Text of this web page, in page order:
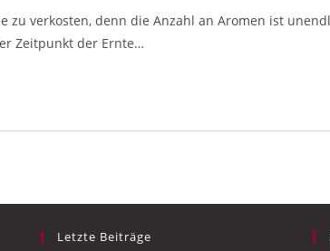
zu verkosten, denn die Anzahl an Aromen ist
Zeitpunkt der Ernte…
Letzte Beiträge